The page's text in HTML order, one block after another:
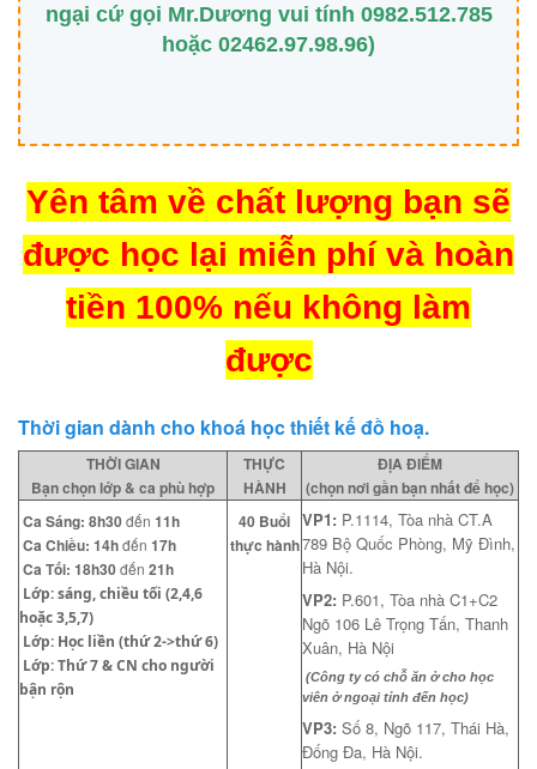
ngại cứ gọi Mr.Dương vui tính 0982.512.785
hoặc 02462.97.98.96)
Yên tâm về chất lượng bạn sẽ
được học lại miễn phí và hoàn
tiền 100% nếu không làm
được
Thời gian dành cho khoá học thiết kế đồ hoạ.
THỜI GIAN
Bạn chọn lớp & ca phù hợp
THỰC
HÀNH
ĐỊA ĐIỂM
(chọn nơi gần bạn nhất để học)
Ca Sáng: 8h30đến 11h
Ca Chiều: 14hđến 17h
Ca Tối: 18h30đến 21h
Lớp: sáng, chiều tối (2,4,6
hoặc 3,5,7)
Lớp: Học liền (thứ 2->thứ 6)
Lớp: Thứ 7 & CN cho người
bận rộn
40 Buổi
thực hành
VP1: P.1114, Tòa nhà CT.A
789 Bộ Quốc Phòng, Mỹ Đình,
Hà Nội.
VP2: P.601, Tòa nhà C1+C2
Ngõ 106 Lê Trọng Tấn, Thanh
Xuân, Hà Nội
(Công ty có chỗ ăn ở cho học
viên ở ngoại tỉnh đến học)
VP3: Số 8, Ngõ 117, Thái Hà,
Đống Đa, Hà Nội.